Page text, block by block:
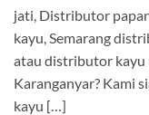
jati, Distributor
kayu, Semarang
atau distributor
Karanganyar? Kami
kayu […]